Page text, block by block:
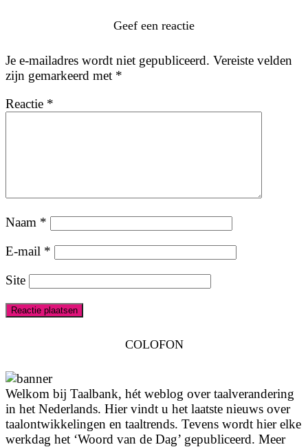
Geef een reactie
Je e-mailadres wordt niet gepubliceerd. Vereiste velden
zijn gemarkeerd met *
Reactie *
Naam *
E-mail *
Site
COLOFON
Welkom bij Taalbank, hét weblog over taalverandering
in het Nederlands. Hier vindt u het laatste nieuws over
taalontwikkelingen en taaltrends. Tevens wordt hier elke
werkdag het ‘Woord van de Dag’ gepubliceerd. Meer